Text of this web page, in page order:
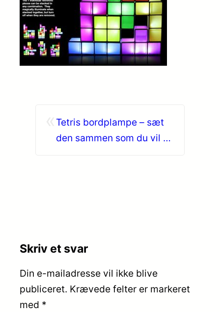
Tetris bordplampe – sæt
den sammen som du vil –
Skriv et svar
Din e-mailadresse vil ikke blive
publiceret. Krævede felter er markeret
med *